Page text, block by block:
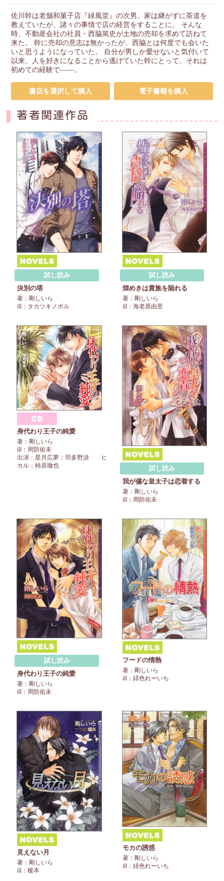
佐川幹は老舗和菓子店『緑風堂』の次男。家は継がずに茶道を
教えていたが、諸々の事情で店の経営をすることに。 そんな
時、不動産会社の社員・西脇篤史が土地の売却を求めて訪ねて
来た。 幹に売却の意志は無かったが、西脇とは何度でも会いた
いと思うようになっていた。 自分が男しか愛せないと気付いて
以来、人を好きになることから逃げていた幹にとって、それは
初めての経験で――。
書店を選択して購入 電子書籍を購入
著者関連作品
試し読み
決別の塔
著：剛しいら
ill：タカツキノボル
試し読み
煌めきは貴族を陥れる
著：剛しいら
ill：海老原由里
身代わり王子の純愛
著：剛しいら
ill：周防佑未
出演：星月広夢：羽多野渉 ヒ
カル：柿原徹也
試し読み
我が儘な皇太子は恋着する
著：剛しいら
ill：周防佑未
試し読み
身代わり王子の純愛
著：剛しいら
ill：周防佑未
フードの情熱
著：剛しいら
ill：緋色れーいち
見えない月
著：剛しいら
ill：榎本
モカの誘惑
著：剛しいら
ill：緋色れーいち